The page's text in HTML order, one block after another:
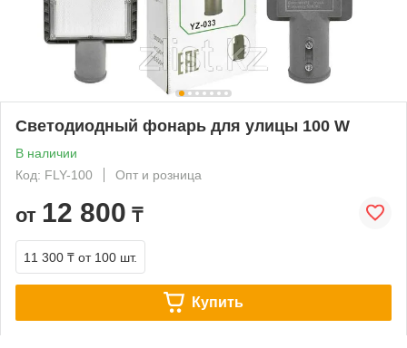
Светодиодный фонарь для улицы 100 W
В наличии
Код: FLY-100
Опт и розница
от 12 800 ₸
11 300 ₸ от 100 шт.
Купить